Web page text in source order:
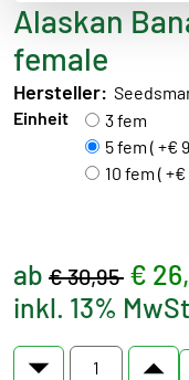
Alaskan
female
Hersteller:
Einheit
3 fem
5 fem ( +€
10 fem (
ab € 30,95 €
inkl. 13%